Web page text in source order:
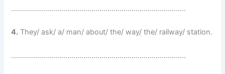
……………………………………………………………………………
4. They/ ask/ a/ man/ about/ the/ way/ the/ railway/ station.
……………………………………………………………………………